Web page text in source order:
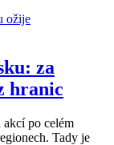
za
hranic
po celém
Tady je